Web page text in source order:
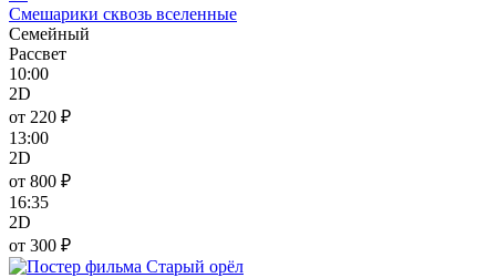
Смешарики сквозь вселенные
Семейный
Рассвет
10:00
2D
от 220 ₽
13:00
2D
от 800 ₽
16:35
2D
от 300 ₽